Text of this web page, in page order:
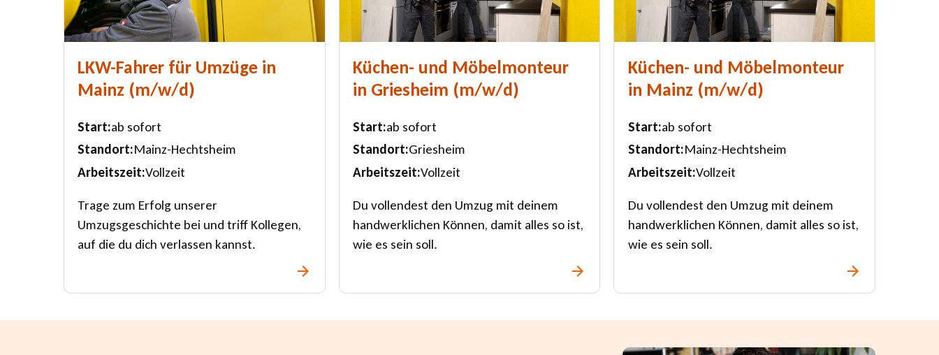
LKW-Fahrer für Umzüge in
Mainz ⁠(m/w/d)
Start ab sofort
Standort Mainz-Hechtsheim
Arbeitszeit Vollzeit
Trage zum Erfolg unserer
Umzugsgeschichte bei und triff Kollegen,
auf die du dich verlassen kannst.
Küchen- und Möbelmonteur
in Griesheim (m/w/d)
Start ab sofort
Standort Griesheim
Arbeitszeit Vollzeit
Du vollendest den Umzug mit deinem
handwerklichen Können, damit alles so ist,
wie es sein soll.
Küchen- und Möbelmonteur
in Mainz (m/w/d)
Start ab sofort
Standort Mainz-Hechtsheim
Arbeitszeit Vollzeit
Du vollendest den Umzug mit deinem
handwerklichen Können, damit alles so ist,
wie es sein soll.